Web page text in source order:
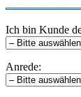
Ich bin Kunde
Anrede: